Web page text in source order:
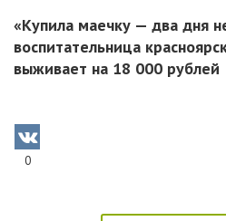
«Купила маечку — два дня
воспитательница
выживает на 18 000 рублей
0